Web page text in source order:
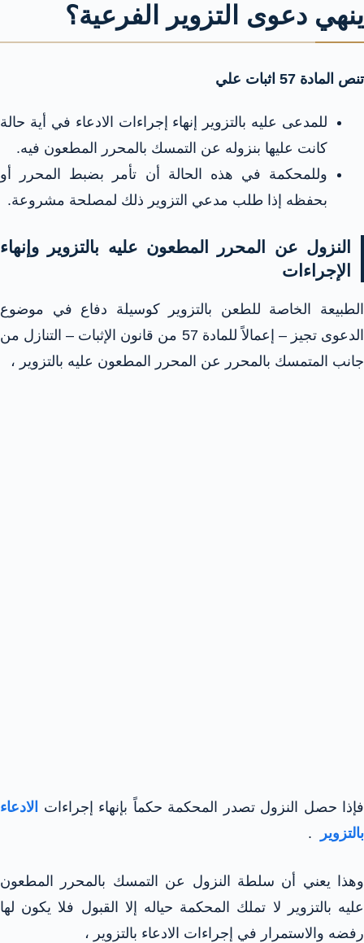
ينهي دعوى التزوير الفرعية؟
تنص المادة 57 اثبات علي
للمدعى عليه بالتزوير إنهاء إجراءات الادعاء في أية حالة
كانت عليها بنزوله عن التمسك بالمحرر المطعون فيه.
وللمحكمة في هذه الحالة أن تأمر بضبط المحرر أو
بحفظه إذا طلب مدعي التزوير ذلك لمصلحة مشروعة.
النزول عن المحرر المطعون عليه بالتزوير وإنهاء
الإجراءات
الطبيعة الخاصة للطعن بالتزوير كوسيلة دفاع في موضوع
الدعوى تجيز – إعمالاً للمادة 57 من قانون الإثبات – التنازل من
جانب المتمسك بالمحرر عن المحرر المطعون عليه بالتزوير ،
فإذا حصل النزول تصدر المحكمة حكماً بإنهاء إجراءات
الادعاء
بالتزوير
.
وهذا يعني أن سلطة النزول عن التمسك بالمحرر المطعون
عليه بالتزوير لا تملك المحكمة حياله إلا القبول فلا يكون لها
رفضه والاستمرار في إجراءات الادعاء بالتزوير ،